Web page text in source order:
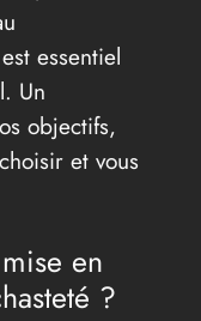
essentiel
Un
objectifs,
et vous
en
?